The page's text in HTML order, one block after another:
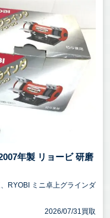
年製 リョービ 研磨
RYOBI ミニ卓上グラインダ
2026/07/31買取